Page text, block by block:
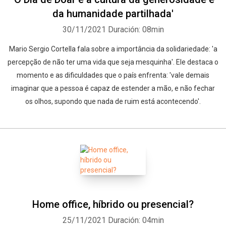
da humanidade partilhada'
30/11/2021 Duración: 08min
Mario Sergio Cortella fala sobre a importância da solidariedade: 'a
percepção de não ter uma vida que seja mesquinha'. Ele destaca o
momento e as dificuldades que o país enfrenta: 'vale demais
imaginar que a pessoa é capaz de estender a mão, e não fechar
os olhos, supondo que nada de ruim está acontecendo'.
Home office, híbrido ou presencial?
25/11/2021 Duración: 04min